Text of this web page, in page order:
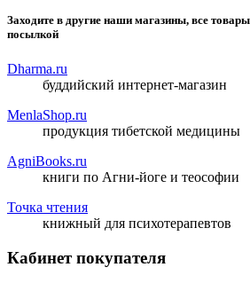
Заходите в другие наши магазины, все
посылкой
Dharma.ru
буддийский интернет-магазин
MenlaShop.ru
продукция тибетской медицины
AgniBooks.ru
книги по Агни-йоге и теософии
Точка чтения
книжный для психотерапевтов
Кабинет покупателя